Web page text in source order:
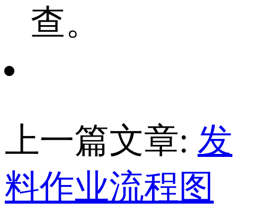
查。
上一篇文章: 发
料作业流程图